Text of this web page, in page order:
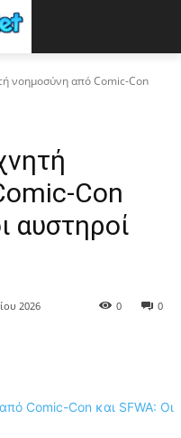
νοημοσύνη από Comic-Con
Con
αυστηροί
2026 0
0